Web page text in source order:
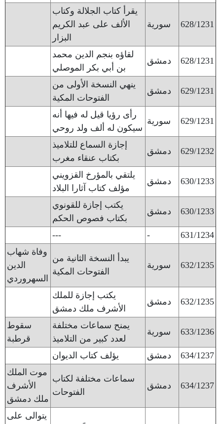
628/1231 سورية
يقرأ كتاب الجلالة وكتاب
الألف على عبد الكريم
البزار
628/1231 دمشق
لقاؤه بنجم الدين محمد
بن أبي بكر الموصلي
629/1231 دمشق
ينهي النسخة الأولى من
الفتوحات المكية
629/1231 سورية
رأى رؤيا قيل له فيها أنه
سيكون له ألف ولد روحي
629/1232 دمشق
إجازة السماع للتلاميذ
بكتاب عنقاء مغرب
630/1233 دمشق
يلتقي بالمؤرخ القزويني
مؤلف كتاب آثارا البلاد
630/1233 دمشق
يكتب إجازة للقونوي
بكتاب فصوص الحكم
631/1234
-
---
632/1235 سورية
يبدأ النسخة الثانية من
الفتوحات المكية
وفاة شهاب
الدين
السهروردي
632/1235 دمشق
يكتب إجازة للملك
الأشرف ملك دمشق
633/1236 سورية
يمنح سماعات مختلفة
لعدد كبير من التلاميذ
سقوط
قرطبة
634/1237
دمشق يؤلف كتاب الديوان
634/1237 دمشق
سماعات مختلفة لكتاب
الفتوحات
موت الملك
الأشرف
ملك دمشق
يتوالى على